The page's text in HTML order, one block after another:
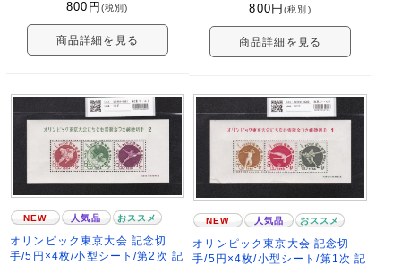
800 円 (税別)
商品詳細を見る
800 円(税別)
商品詳細を見る
NEW 人気品 おススメ
オリンピック東京大会 記念切
手/5円×4枚/小型シート/第2次 記
NEW 人気品 おススメ
オリンピック東京大会 記念切
手/5円×4枚/小型シート/第1次 記